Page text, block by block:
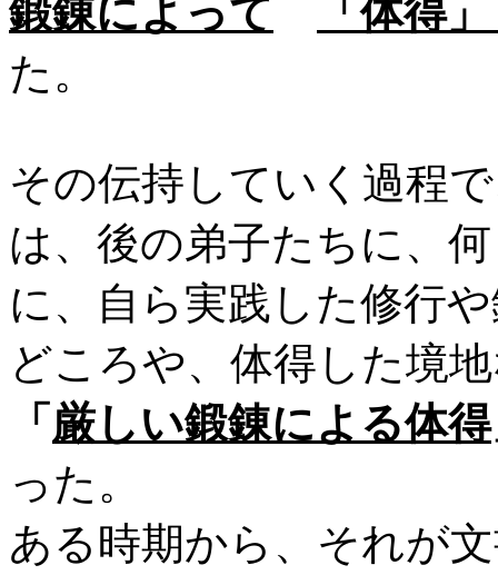
鍛錬によって
「体得
た。
その伝持していく過程
は、後の弟子たちに、
に、自ら実践した修行
どころや、体得した境
「 厳しい鍛錬による体得
った。
ある時期から、それが